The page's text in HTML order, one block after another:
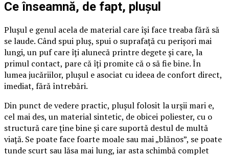
Ce înseamnă, de fapt, plușul
Plușul e genul acela de material care își face treaba fără să
se laude. Când spui pluș, spui o suprafață cu perișori mai
lungi, un puf care îți alunecă printre degete și care, la
primul contact, pare că îți promite că o să fie bine. În
lumea jucăriilor, plușul e asociat cu ideea de confort direct,
imediat, fără întrebări.
Din punct de vedere practic, plușul folosit la urșii mari e,
cel mai des, un material sintetic, de obicei poliester, cu o
structură care ține bine și care suportă destul de multă
viață. Se poate face foarte moale sau mai „blănos”, se poate
tunde scurt sau lăsa mai lung, iar asta schimbă complet